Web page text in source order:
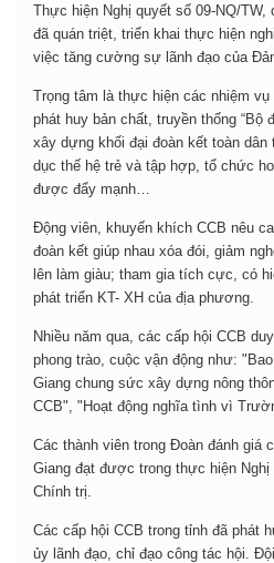
Thực hiện Nghị quyết số 09-NQ/TW,
đã quán triệt, triển khai thực hiện
việc tăng cường sự lãnh đạo của
Trọng tâm là thực hiện các nhiệm
phát huy bản chất, truyền thống “Bộ
xây dựng khối đại đoàn kết toàn
dục thế hệ trẻ và tập hợp, tổ chức
được đẩy mạnh…
Động viên, khuyến khích CCB nêu
đoàn kết giúp nhau xóa đói, giảm
lên làm giàu; tham gia tích cực, có
phát triển KT- XH của địa phương.
Nhiều năm qua, các cấp hội CCB
phong trào, cuộc vận động như:
Giang chung sức xây dựng nông
CCB", "Hoạt động nghĩa tình vì
Các thành viên trong Đoàn đánh giá
Giang đạt được trong thực hiện
Chính trị.
Các cấp hội CCB trong tỉnh đã phát
ủy lãnh đạo, chỉ đạo công tác hội.